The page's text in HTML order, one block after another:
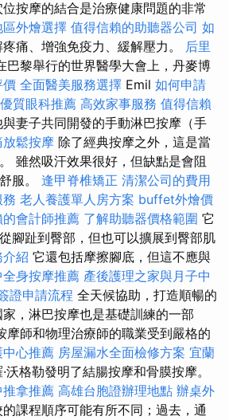
按摩的結合是治療健康問題的非常
外燴選擇 值得信賴的助聽器公司 如
痛、增強免疫力、緩解壓力。 后里
巴黎舉行的世界醫學大會上，丹麥博
價 全面醫美服務選擇 Emil 如何申請
質眼科推薦 高效家事服務 值得信賴
妻子共同開發的手動淋巴按摩（手
放鬆按摩 除了經典按摩之外，這是當
雖然吸汗效果很好，但缺點是會阻
服。 逢甲脊椎矯正 清潔公司的費用
老人養護單人房方案 buffet外燴價
會計師推薦 了解助聽器價格範圍 它
腳趾到臀部，但也可以擴展到臀部肌
紹 它還包括摩擦腳底，但這不應與
全身按摩推薦 產後護理之家與月子中
證申請流程 全天候協助，打造順暢的
，淋巴按摩也是基礎訓練的一部
摩師和物理治療師的職業受到嚴格的
心推薦 房屋漏水全面檢修方案 宜蘭
沃格勒發明了結腸按摩和骨膜按摩。
推拿推薦 高雄台胞證辦理地點 辦桌外
課程順序可能有所不同；過去，通